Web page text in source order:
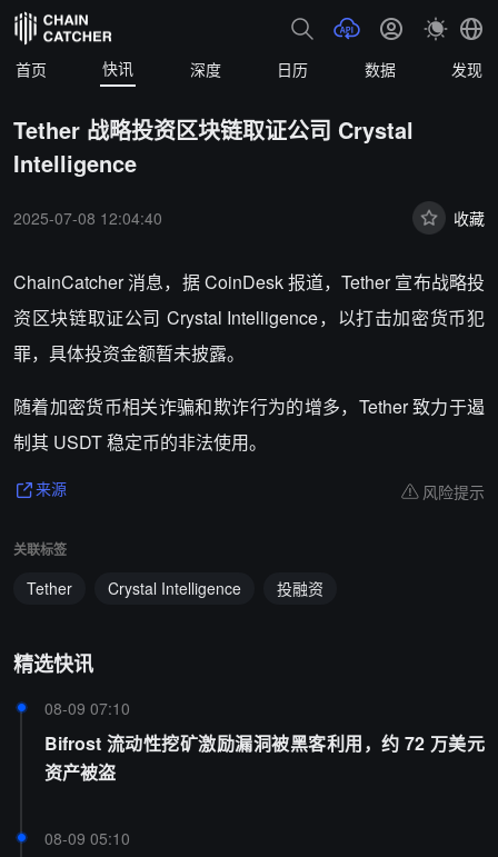
首页 快讯 深度 日历 数据 发现
Tether 战略投资区块链取证公司 Crystal
Intelligence
2025-07-08 12:04:40 收藏
ChainCatcher 消息，据 CoinDesk 报道，Tether 宣布战略投
资区块链取证公司 Crystal Intelligence，以打击加密货币犯
罪，具体投资金额暂未披露。
随着加密货币相关诈骗和欺诈行为的增多，Tether 致力于遏
制其 USDT 稳定币的非法使用。
来源 风险提示
关联标签
Tether Crystal Intelligence 投融资
精选快讯
08-09 07:10
Bifrost 流动性挖矿激励漏洞被黑客利用，约 72 万美元
资产被盗
08-09 05:10